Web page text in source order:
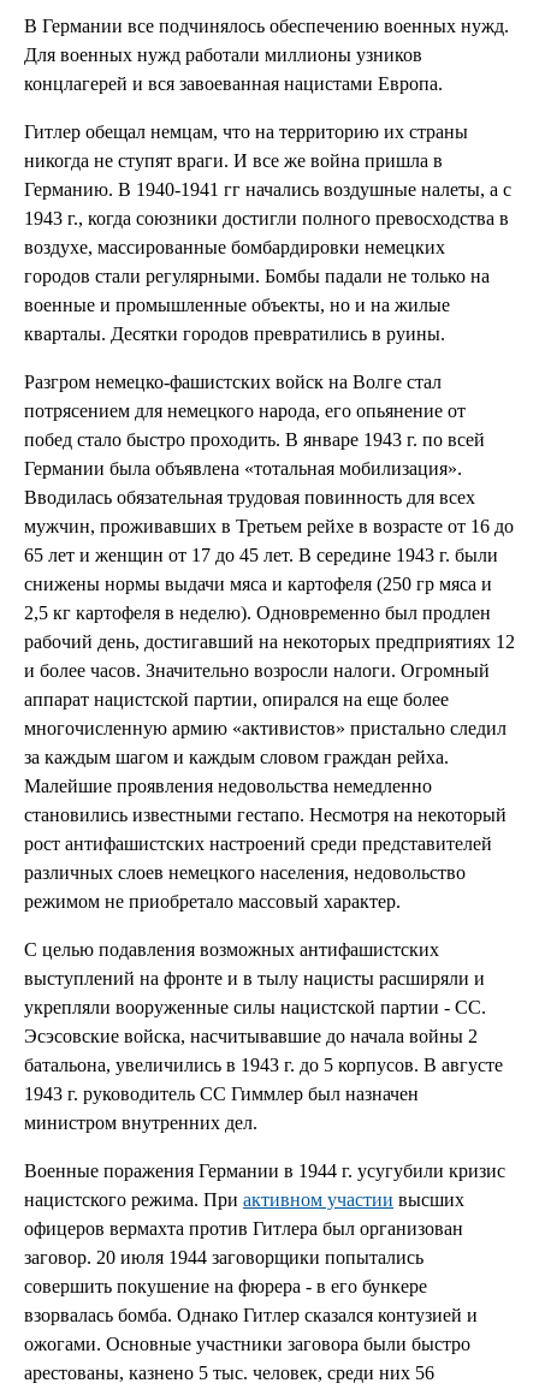
В Германии все подчинялось обеспечению военных нужд.
Для военных нужд работали миллионы узников
концлагерей и вся завоеванная нацистами Европа.
Гитлер обещал немцам, что на территорию их страны
никогда не ступят враги. И все же война пришла в
Германию. В 1940-1941 гг начались воздушные налеты, а с
1943 г., когда союзники достигли полного превосходства в
воздухе, массированные бомбардировки немецких
городов стали регулярными. Бомбы падали не только на
военные и промышленные объекты, но и на жилые
кварталы. Десятки городов превратились в руины.
Разгром немецко-фашистских войск на Волге стал
потрясением для немецкого народа, его опьянение от
побед стало быстро проходить. В январе 1943 г. по всей
Германии была объявлена «тотальная мобилизация».
Вводилась обязательная трудовая повинность для всех
мужчин, проживавших в Третьем рейхе в возрасте от 16 до
65 лет и женщин от 17 до 45 лет. В середине 1943 г. были
снижены нормы выдачи мяса и картофеля (250 гр мяса и
2,5 кг картофеля в неделю). Одновременно был продлен
рабочий день, достигавший на некоторых предприятиях 12
и более часов. Значительно возросли налоги. Огромный
аппарат нацистской партии, опирался на еще более
многочисленную армию «активистов» пристально следил
за каждым шагом и каждым словом граждан рейха.
Малейшие проявления недовольства немедленно
становились известными гестапо. Несмотря на некоторый
рост антифашистских настроений среди представителей
различных слоев немецкого населения, недовольство
режимом не приобретало массовый характер.
С целью подавления возможных антифашистских
выступлений на фронте и в тылу нацисты расширяли и
укрепляли вооруженные силы нацистской партии - СС.
Эсэсовские войска, насчитывавшие до начала войны 2
батальона, увеличились в 1943 г. до 5 корпусов. В августе
1943 г. руководитель СС Гиммлер был назначен
министром внутренних дел.
Военные поражения Германии в 1944 г. усугубили кризис
нацистского режима. При активном участии высших
офицеров вермахта против Гитлера был организован
заговор. 20 июля 1944 заговорщики попытались
совершить покушение на фюрера - в его бункере
взорвалась бомба. Однако Гитлер сказался контузией и
ожогами. Основные участники заговора были быстро
арестованы, казнено 5 тыс. человек, среди них 56